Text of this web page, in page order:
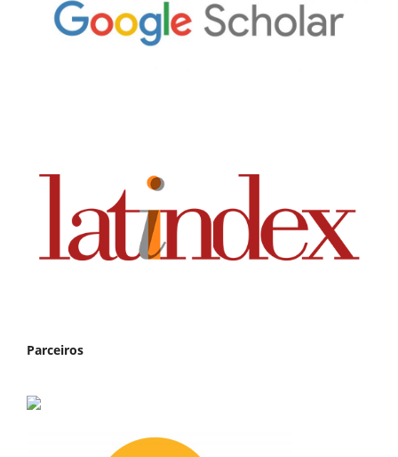
Parceiros